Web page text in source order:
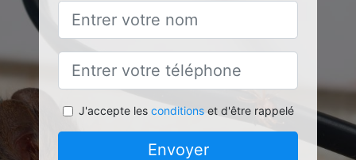
J'accepte les conditionset d'être rappelé
Envoyer